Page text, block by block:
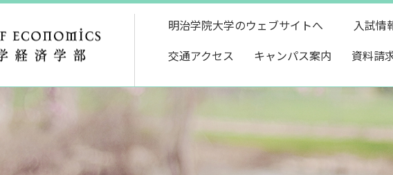
明治学院大学のウェブサイトへ 入試情
交通アクセス キャンパス案内 資料請